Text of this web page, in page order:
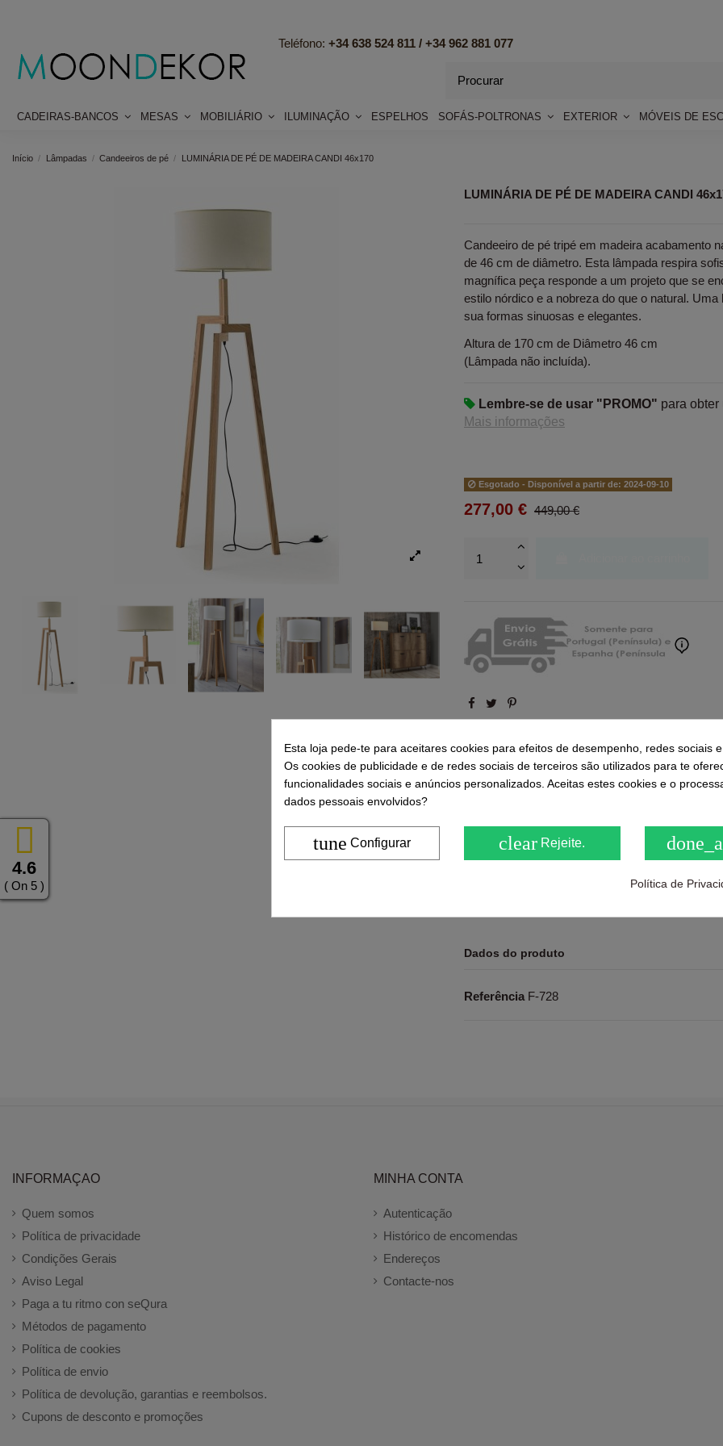
4.6
( On 5 )
Teléfono: +34 638 524 811 / +34 962 881 077
CADEIRAS-BANCOS MESAS MOBILIÁRIO ILUMINAÇÃO ESPELHOS SOFÁS-POLTRONAS EXTERIOR MÓVEIS DE
Início Lâmpadas Candeeiros de pé LUMINÁRIA DE PÉ DE MADEIRA CANDI 46x170
LUMINÁRIA DE PÉ DE MADEIRA CANDI
Candeeiro de pé tripé em madeira acabamento
de 46 cm de diâmetro. Esta lâmpada respira
magnífica peça responde a um projeto que se
estilo nórdico e a nobreza do que o natural.
sua formas sinuosas e elegantes.
Altura de 170 cm de Diâmetro 46 cm
(Lâmpada não incluída).
Lembre-se de usar "PROMO" para obter
Mais informações
Esgotado - Disponível a partir de: 2024-09-10
277,00 € 449,00 €
Ratings and comments from our customers
Be the first to share us its
Dados do produto
Referência F-728
INFORMAÇAO
Quem somos
Política de privacidade
Condições Gerais
Aviso Legal
Paga a tu ritmo con seQura
Métodos de pagamento
Política de cookies
Política de envio
Política de devolução, garantias e reembolsos.
Cupons de desconto e promoções
MINHA CONTA
Autenticação
Histórico de encomendas
Endereços
Contacte-nos
Esta loja pede-te para aceitares cookies para efeitos de desempenho, redes sociais e
Os cookies de publicidade e de redes sociais de terceiros são utilizados para te
funcionalidades sociais e anúncios personalizados. Aceitas estes cookies e o
dados pessoais envolvidos?
tune Configurar clear Rejeite.
Política de